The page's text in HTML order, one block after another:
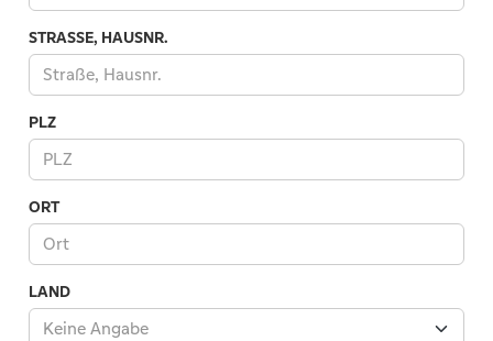
STRASSE, HAUSNR.
PLZ
ORT
LAND
Keine Angabe